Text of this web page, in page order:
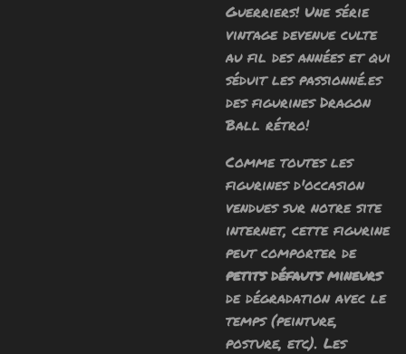
Guerriers! Une série
vintage devenue culte
au fil des années et qui
séduit les passionné.es
des figurines Dragon
Ball rétro!
Comme toutes les
figurines d'occasion
vendues sur notre site
internet, cette figurine
peut comporter de
petits défauts mineurs
de dégradation avec le
temps (peinture,
posture, etc). Les